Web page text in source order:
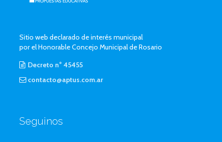
Sitio web declarado de interés municipal
por el Honorable Concejo Municipal de Rosario
Decreto n° 45455
contacto@aptus.com.ar
Seguinos